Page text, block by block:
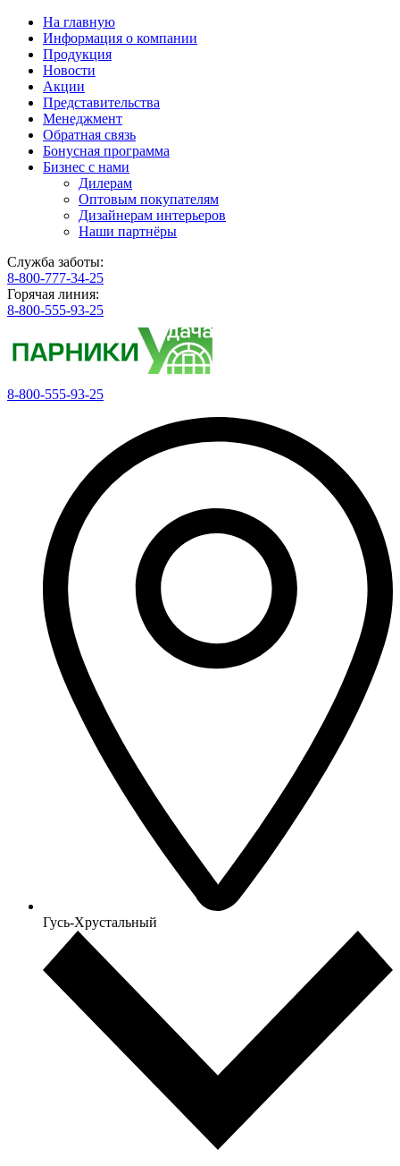
На главную
Информация о компании
Продукция
Новости
Акции
Представительства
Менеджмент
Обратная связь
Бонусная программа
Бизнес с нами
Дилерам
Оптовым покупателям
Дизайнерам интерьеров
Наши партнёры
Служба заботы:
8-800-777-34-25
Горячая линия:
8-800-555-93-25
8-800-555-93-25
Гусь-Хрустальный